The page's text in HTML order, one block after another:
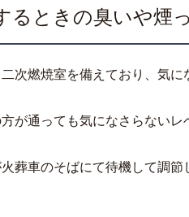
るときの臭いや煙
次燃焼室を備えており、気に
が通っても気になさらないレ
葬車のそばにて待機して調